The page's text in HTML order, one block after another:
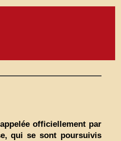
officiellement par
qui se sont poursuivis